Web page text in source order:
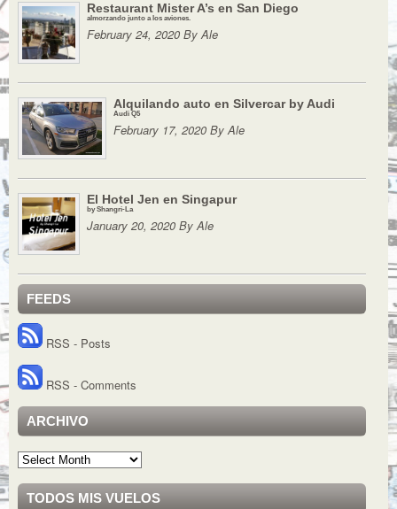
Restaurant Mister A’s en San Diego
almorzando junto a los aviones.
February 24, 2020 By Ale
Alquilando auto en Silvercar by Audi
Audi Q5
February 17, 2020 By Ale
El Hotel Jen en Singapur
by Shangri-La
January 20, 2020 By Ale
FEEDS
RSS - Posts
RSS - Comments
ARCHIVO
Archivo
TODOS MIS VUELOS